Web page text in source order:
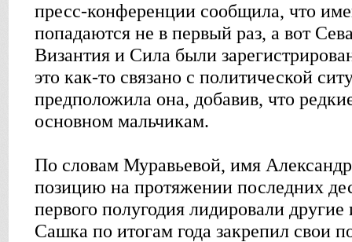
пресс-конференции сообщила, что
попадаются не в первый раз, а вот
Византия и Сила были
это как-то связано с политической
предположила она, добавив, что
основном мальчикам.
По словам Муравьевой, имя
позицию на протяжении последних
первого полугодия лидировали
Сашка по итогам года закрепил свои